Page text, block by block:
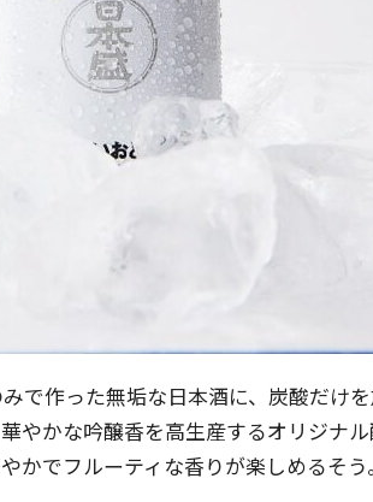
で作った無垢な日本酒に、炭酸だけ
やかな吟醸香を高生産するオリジナ
かでフルーティな香りが楽しめるそう。